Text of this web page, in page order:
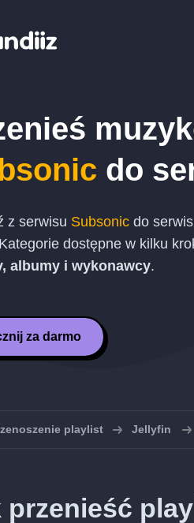
do
z serwisu Subsonic do
dostępne w kilku
albumy i wykonawcy.
za darmo
playlist Jellyfin
przenieść